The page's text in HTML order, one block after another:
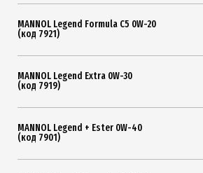
MANNOL Legend Formula C5 0W-20
(код 7921)
MANNOL Legend Extra 0W-30
(код 7919)
MANNOL Legend + Ester 0W-40
(код 7901)